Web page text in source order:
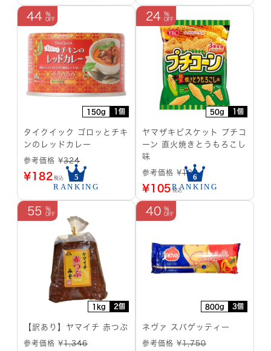
150g 1個
44
タイクイック ゴロッとチキ
ンのレッドカレー
参考価格 ¥324
¥182 税込
50g 1個
24
ヤマザキビスケット プチコ
ーン 直火焼きとうもろこし
味
参考価格 ¥138
¥105 税込
1kg 2個
55
【訳あり】ヤマイチ 赤つぶ
参考価格 ¥1,346
800g 3個
40
ネヴァ スパゲッティー
参考価格 ¥1,750